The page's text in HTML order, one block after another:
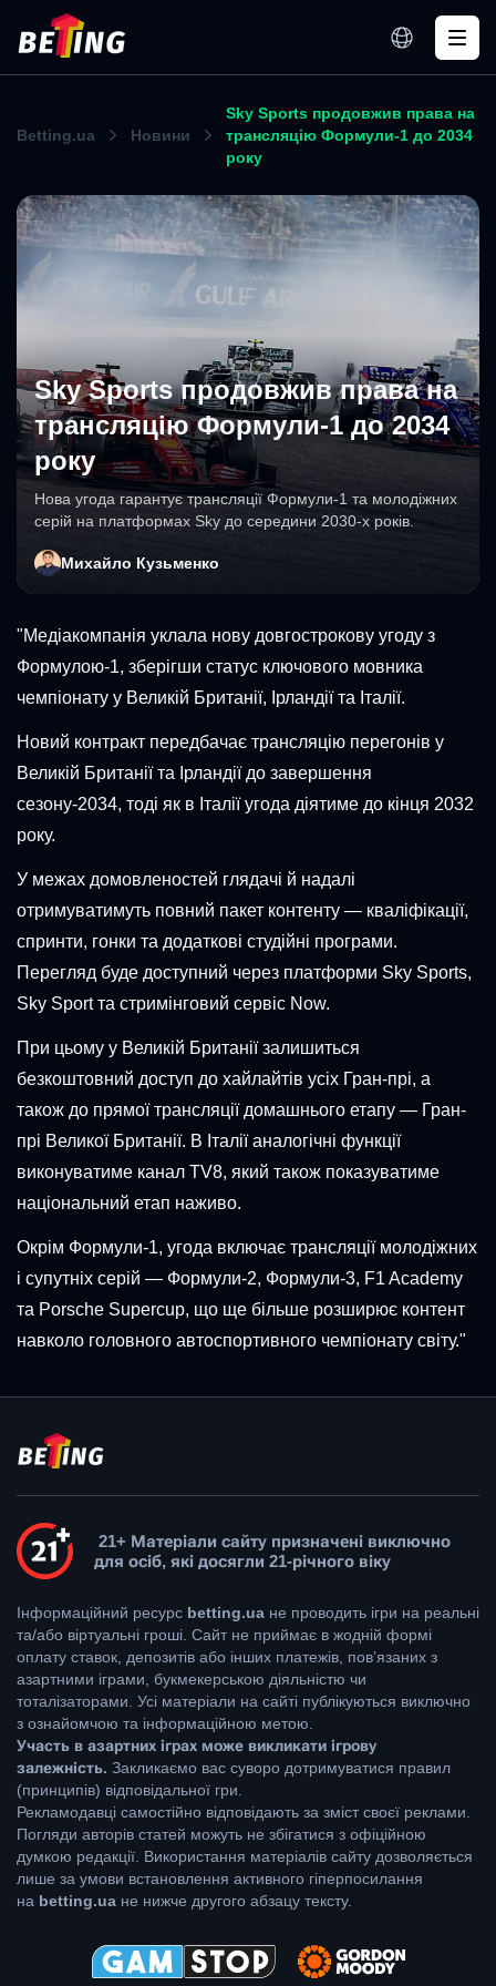
Betting.ua Новини
Sky Sports продовжив права на
трансляцію Формули-1 до 2034
року
Sky Sports продовжив права на
трансляцію Формули-1 до 2034
року
Нова угода гарантує трансляції Формули-1 та молодіжних
серій на платформах Sky до середини 2030-х років.
Михайло Кузьменко
"Медіакомпанія уклала нову довгострокову угоду з
Формулою-1, зберігши статус ключового мовника
чемпіонату у Великій Британії, Ірландії та Італії.
Новий контракт передбачає трансляцію перегонів у
Великій Британії та Ірландії до завершення
сезону-2034, тоді як в Італії угода діятиме до кінця 2032
року.
У межах домовленостей глядачі й надалі
отримуватимуть повний пакет контенту — кваліфікації,
спринти, гонки та додаткові студійні програми.
Перегляд буде доступний через платформи Sky Sports,
Sky Sport та стримінговий сервіс Now.
При цьому у Великій Британії залишиться
безкоштовний доступ до хайлайтів усіх Гран-прі, а
також до прямої трансляції домашнього етапу — Гран-
прі Великої Британії. В Італії аналогічні функції
виконуватиме канал TV8, який також показуватиме
національний етап наживо.
Окрім Формули-1, угода включає трансляції молодіжних
і супутніх серій — Формули-2, Формули-3, F1 Academy
та Porsche Supercup, що ще більше розширює контент
навколо головного автоспортивного чемпіонату світу."
21+ Матеріали сайту призначені виключно
для осіб, які досягли 21-річного віку
Інформаційний ресурс betting.ua не проводить ігри на реальні
та/або віртуальні гроші. Сайт не приймає в жодній формі
оплату ставок, депозитів або інших платежів, пов’язаних з
азартними іграми, букмекерською діяльністю чи
тоталізаторами. Усі матеріали на сайті публікуються виключно
з ознайомчою та інформаційною метою.
Участь в азартних іграх може викликати ігрову
залежність. Закликаємо вас суворо дотримуватися правил
(принципів) відповідальної гри.
Рекламодавці самостійно відповідають за зміст своєї реклами.
Погляди авторів статей можуть не збігатися з офіційною
думкою редакції. Використання матеріалів сайту дозволяється
лише за умови встановлення активного гіперпосилання
на betting.ua не нижче другого абзацу тексту.